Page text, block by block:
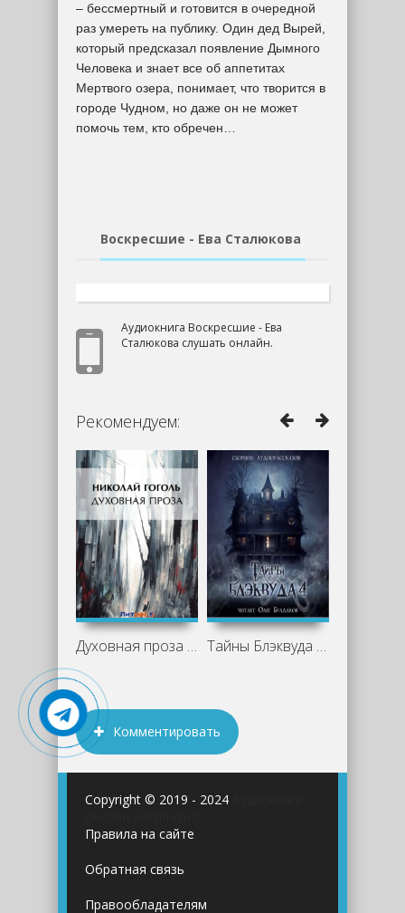
– бессмертный и готовится в очередной
раз умереть на публику. Один дед Вырей,
который предсказал появление Дымного
Человека и знает все об аппетитах
Мертвого озера, понимает, что творится в
городе Чудном, но даже он не может
помочь тем, кто обречен…
Воскресшие - Ева Сталюкова
Аудиокнига Воскресшие - Ева
Сталюкова слушать онлайн.
Рекомендуем:
Духовная проза (сборник) - Николай Тайны Блэквуда (том 4)
Комментировать
Copyright © 2019 - 2024
Правила на сайте
Обратная связь
Правообладателям